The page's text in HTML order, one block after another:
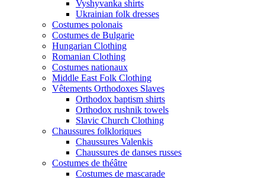
Vyshyvanka shirts
Ukrainian folk dresses
Costumes polonais
Costumes de Bulgarie
Hungarian Clothing
Romanian Clothing
Costumes nationaux
Middle East Folk Clothing
Vêtements Orthodoxes Slaves
Orthodox baptism shirts
Orthodox rushnik towels
Slavic Church Clothing
Chaussures folkloriques
Chaussures Valenkis
Chaussures de danses russes
Costumes de théâtre
Costumes de mascarade